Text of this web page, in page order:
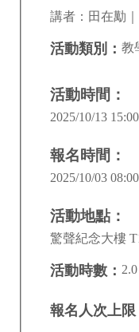
講者：田在勱
活動類別： 教
活動時間：
2025/10/13
報名時間：
2025/10/03
活動地點：
驚聲紀念大樓
活動時數：
報名人次上限